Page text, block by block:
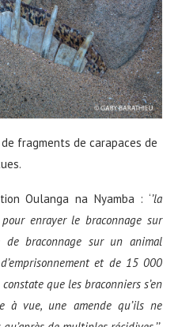
fragments de carapaces de
Oulanga na Nyamba : ‘’la
enrayer le braconnage sur
de braconnage sur un animal
et de 15 000
que les braconniers s’en
à vue, une amende qu’ils ne